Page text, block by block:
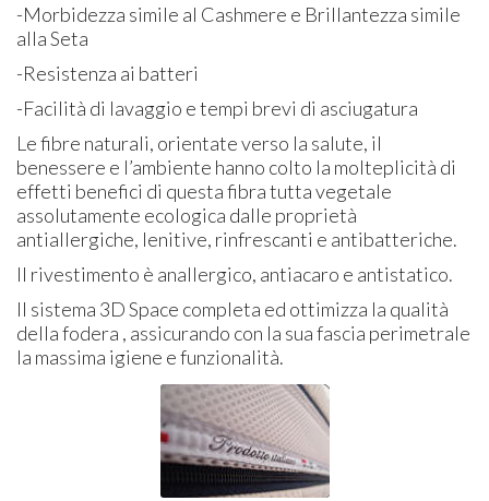
-Morbidezza simile al Cashmere e Brillantezza simile
alla Seta
-Resistenza ai batteri
-Facilità di lavaggio e tempi brevi di asciugatura
Le fibre naturali, orientate verso la salute, il
benessere e l’ambiente hanno colto la molteplicità di
effetti benefici di questa fibra tutta vegetale
assolutamente ecologica dalle proprietà
antiallergiche, lenitive, rinfrescanti e antibatteriche.
Il rivestimento è anallergico, antiacaro e antistatico.
Il sistema 3D Space completa ed ottimizza la qualità
della fodera , assicurando con la sua fascia perimetrale
la massima igiene e funzionalità.